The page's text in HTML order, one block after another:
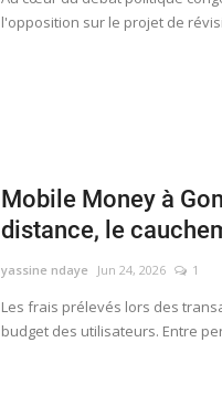
l'opposition sur le projet de
Mobile Money à
distance, le
yassine ndaye Jun 24, 2026 1
​​​​​​​Les frais prélevés lors des
budget des utilisateurs. Entre